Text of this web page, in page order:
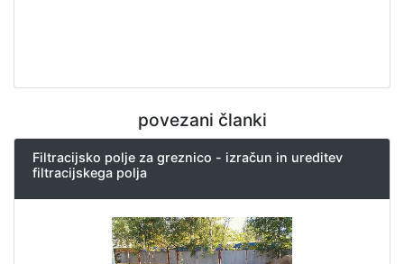
povezani članki
Filtracijsko polje za greznico - izračun in ureditev
filtracijskega polja